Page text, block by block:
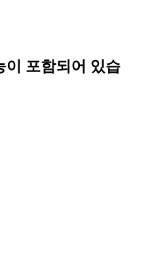
이 포함되어 있습